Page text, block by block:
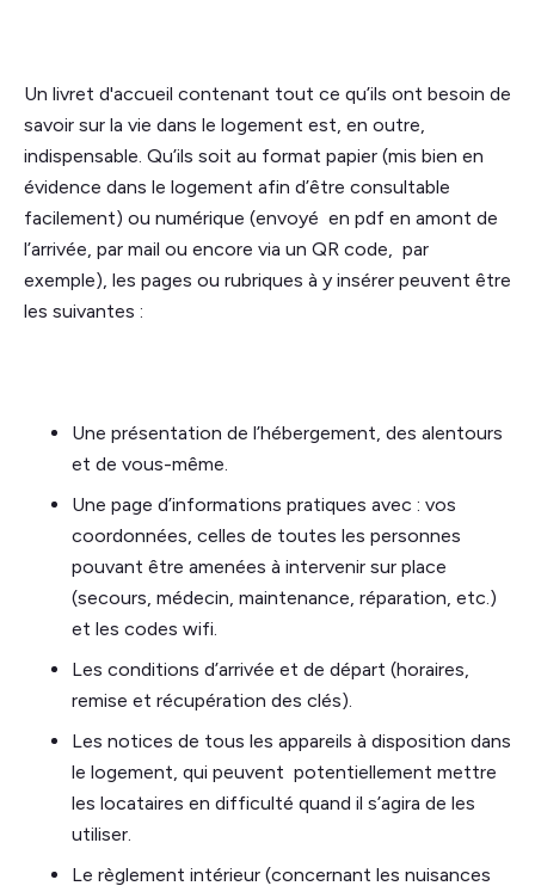
Un livret d'accueil contenant tout ce qu’ils ont besoin de
savoir sur la vie dans le logement est, en outre,
indispensable. Qu’ils soit au format papier (mis bien en
évidence dans le logement afin d’être consultable
facilement) ou numérique (envoyé en pdf en amont de
l’arrivée, par mail ou encore via un QR code, par
exemple), les pages ou rubriques à y insérer peuvent être
les suivantes :
Une présentation de l’hébergement, des alentours
et de vous-même.
Une page d’informations pratiques avec : vos
coordonnées, celles de toutes les personnes
pouvant être amenées à intervenir sur place
(secours, médecin, maintenance, réparation, etc.)
et les codes wifi.
Les conditions d’arrivée et de départ (horaires,
remise et récupération des clés).
Les notices de tous les appareils à disposition dans
le logement, qui peuvent potentiellement mettre
les locataires en difficulté quand il s’agira de les
utiliser.
Le règlement intérieur (concernant les nuisances